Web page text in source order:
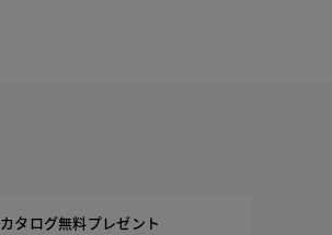
カタログ無料プレゼント